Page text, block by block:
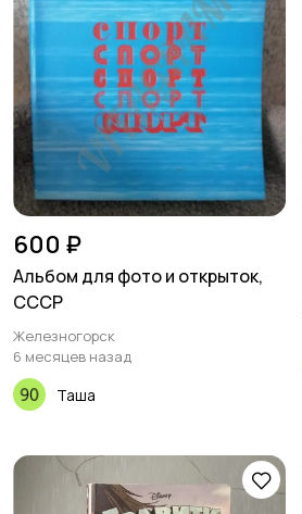
600 ₽
Альбом для фото и открыток,
СССР
Железногорск
6 месяцев назад
Таша